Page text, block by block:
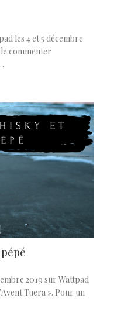
les 4 et 5 décembre
commenter
2019 sur Wattpad
Tuera ». Pour un